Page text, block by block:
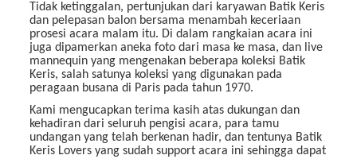
Tidak ketinggalan, pertunjukan dari karyawan Batik Keris
dan pelepasan balon bersama menambah keceriaan
prosesi acara malam itu. Di dalam rangkaian acara ini
juga dipamerkan aneka foto dari masa ke masa, dan live
mannequin yang mengenakan beberapa koleksi Batik
Keris, salah satunya koleksi yang digunakan pada
peragaan busana di Paris pada tahun 1970.
Kami mengucapkan terima kasih atas dukungan dan
kehadiran dari seluruh pengisi acara, para tamu
undangan yang telah berkenan hadir, dan tentunya Batik
Keris Lovers yang sudah support acara ini sehingga dapat